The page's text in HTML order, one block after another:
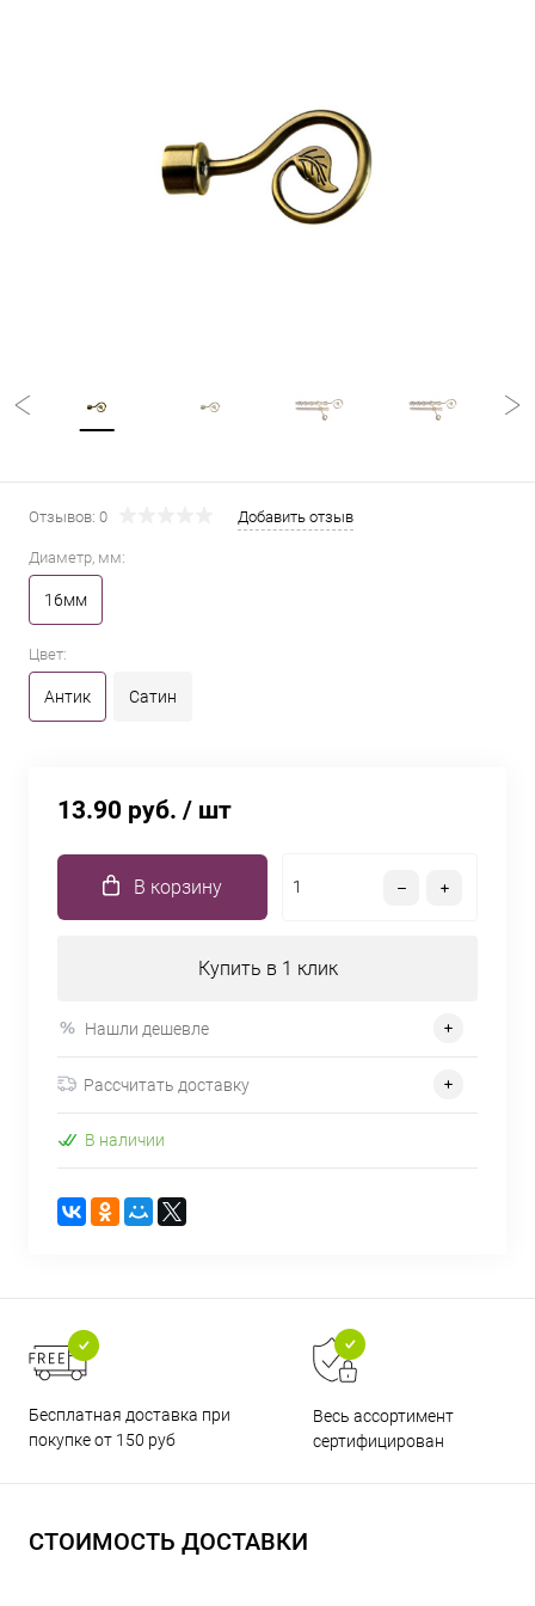
Отзывов: 0 Добавить отзыв
Диаметр, мм:
16мм
Цвет:
Антик Сатин
13.90 руб. / шт
В корзину
Купить в 1 клик
Нашли дешевле
Рассчитать доставку
В наличии
Бесплатная доставка при
покупке от 150 руб
Весь ассортимент
сертифицирован
СТОИМОСТЬ ДОСТАВКИ